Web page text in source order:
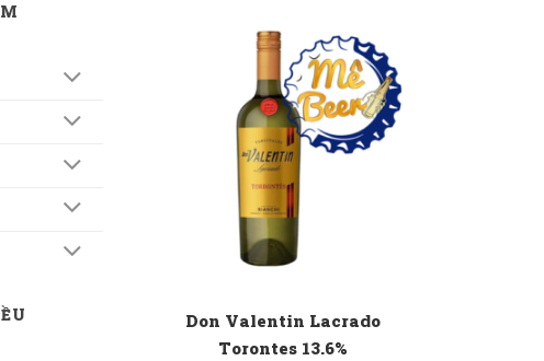
Don Valentin Lacrado
Torontes 13.6%